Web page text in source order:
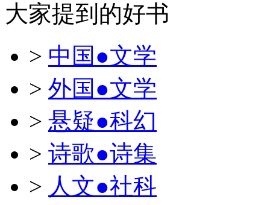
大家提到的好书
> 中国●文学
> 外国●文学
> 悬疑●科幻
> 诗歌●诗集
> 人文●社科